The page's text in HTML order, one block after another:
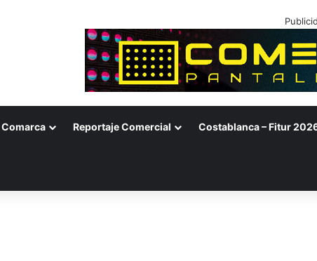
Comarca Reportaje Comercial Costablanca – Fitur